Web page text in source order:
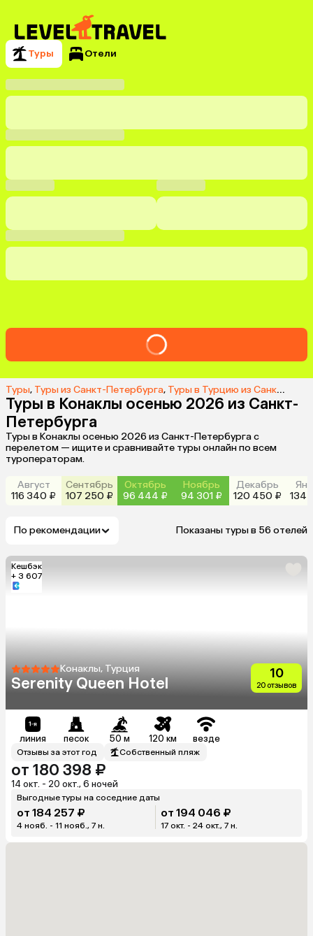
Туры Отели
Туры, Туры из Санкт-Петербурга, Туры в Турцию из Санкт-Петербурга
Туры в Конаклы осенью 2026 из Санкт-
Петербурга
Туры в Конаклы осенью 2026 из Санкт-Петербурга с
перелетом — ищите и сравнивайте туры онлайн по всем
туроператорам.
Август
116 340 ₽
Сентябрь
107 250 ₽
Октябрь
96 444 ₽
Ноябрь
94 301 ₽
Декабрь
120 450 ₽
134
По рекомендации Показаны туры в 56 отелей
Кешбэк
+ 3 607
Конаклы, Турция
Serenity Queen Hotel
10
20 отзывов
линия песок 50 м 120 км везде
Отзывы за этот год Собственный пляж
от 180 398 ₽
14 окт. - 20 окт., 6 ночей
Выгодные туры на соседние даты
от 184 257 ₽
4 нояб. - 11 нояб., 7 н.
от 194 046 ₽
17 окт. - 24 окт., 7 н.